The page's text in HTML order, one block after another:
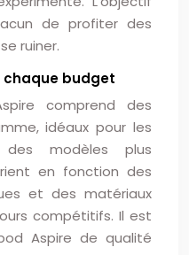
de profiter des
ruiner.
chaque budget
comprend des
idéaux pour les
modèles plus
en fonction des
et des matériaux
compétitifs. Il est
Aspire de qualité